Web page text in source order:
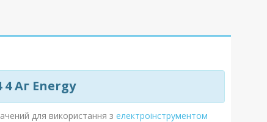
Аг Energy
для використання з електроінструментом